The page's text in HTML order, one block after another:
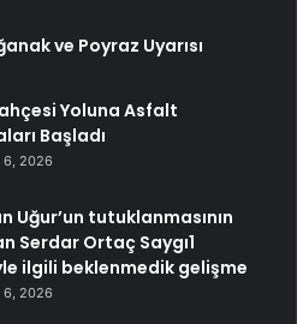
ve Poyraz Uyarısı
Yoluna Asfalt
Başladı
6, 2026
Uğur’un tutuklanmasının
Serdar Ortaç Saygı1
ilgili beklenmedik gelişme
6, 2026